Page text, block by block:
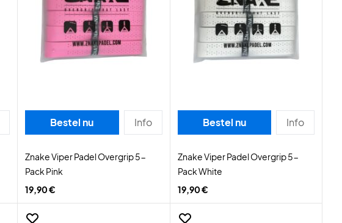
Bestel nu Info
Znake Viper Padel Overgrip 5-
Pack Pink
19,90 €
Bestel nu Info
Znake Viper Padel Overgrip 5-
Pack White
19,90 €